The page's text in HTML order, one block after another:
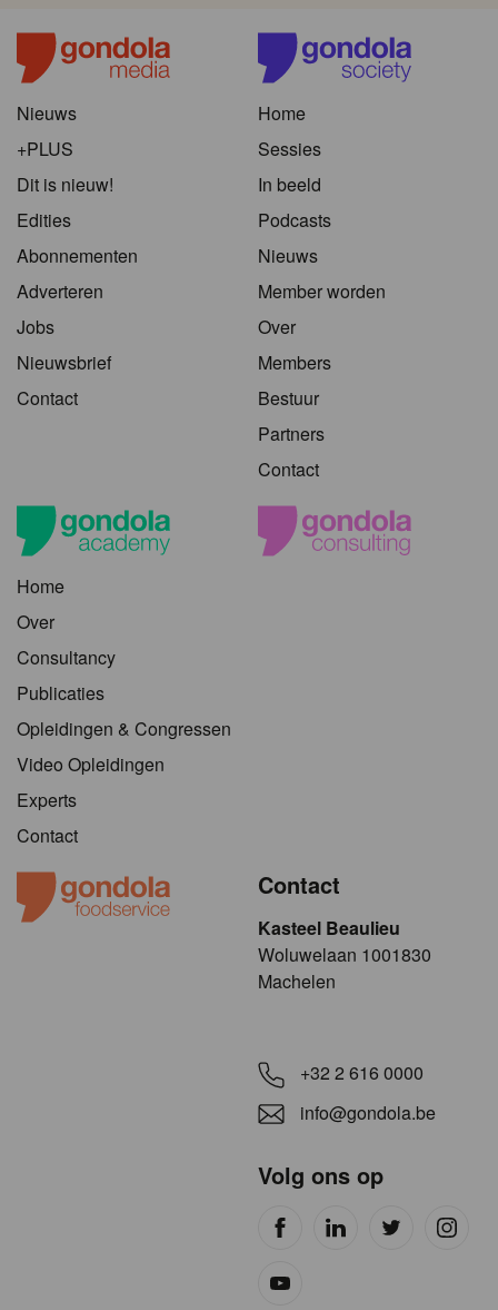
Nieuws
+PLUS
Dit is nieuw!
Edities
Abonnementen
Adverteren
Jobs
Nieuwsbrief
Contact
Home
Sessies
In beeld
Podcasts
Nieuws
Member worden
Over
Members
Bestuur
Partners
Contact
Home
Over
Consultancy
Publicaties
Opleidingen & Congressen
Video Opleidingen
Experts
Contact
Contact
Kasteel Beaulieu
​​​Woluwelaan 1001830
Machelen
+32 2 616 0000
info@gondola.be
Volg ons op